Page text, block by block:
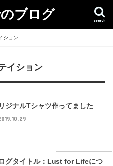
ブログ search
ション
イション
ジナルTシャツ作ってました
グタイトル：Lust for Lifeにつ